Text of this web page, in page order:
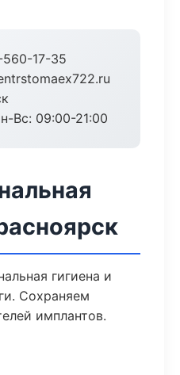
17-35
Вс: 09:00-21:00
гигиена и
Сохраняем
имплантов.